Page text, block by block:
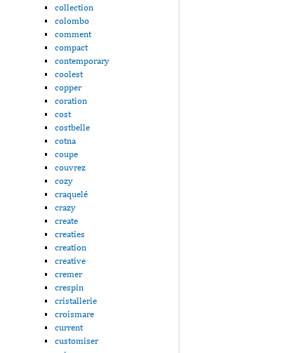
collection
colombo
comment
compact
contemporary
coolest
copper
coration
cost
costbelle
cotna
coupe
couvrez
cozy
craquelé
crazy
create
creaties
creation
creative
cremer
crespin
cristallerie
croismare
current
customiser